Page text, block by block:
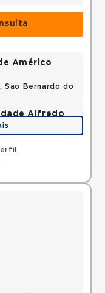
Américo
Sao Bernardo do
Alfredo
Antonio,